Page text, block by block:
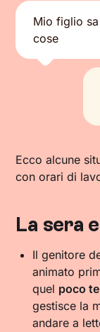
Mio figlio
cose
Ecco alcune
con orari di
La sera
Il genitore
animato
quel poco
gestisce la
andare a